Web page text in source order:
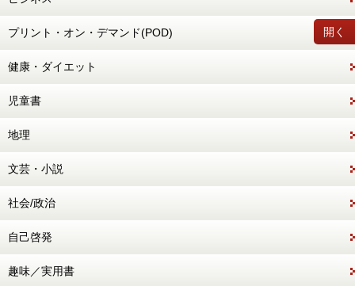
開く
プリント・オン・デマンド(POD)
健康・ダイエット
児童書
地理
文芸・小説
社会/政治
自己啓発
趣味／実用書